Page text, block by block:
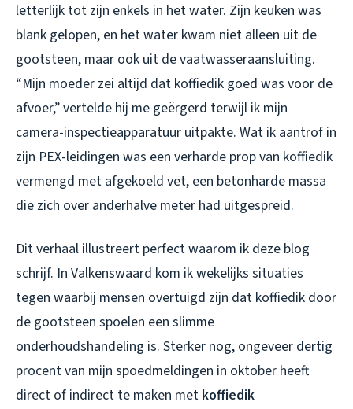
letterlijk tot zijn enkels in het water. Zijn keuken was
blank gelopen, en het water kwam niet alleen uit de
gootsteen, maar ook uit de vaatwasseraansluiting.
“Mijn moeder zei altijd dat koffiedik goed was voor de
afvoer,” vertelde hij me geërgerd terwijl ik mijn
camera-inspectieapparatuur uitpakte. Wat ik aantrof in
zijn PEX-leidingen was een verharde prop van koffiedik
vermengd met afgekoeld vet, een betonharde massa
die zich over anderhalve meter had uitgespreid.
Dit verhaal illustreert perfect waarom ik deze blog
schrijf. In Valkenswaard kom ik wekelijks situaties
tegen waarbij mensen overtuigd zijn dat koffiedik door
de gootsteen spoelen een slimme
onderhoudshandeling is. Sterker nog, ongeveer dertig
procent van mijn spoedmeldingen in oktober heeft
direct of indirect te maken met koffiedik